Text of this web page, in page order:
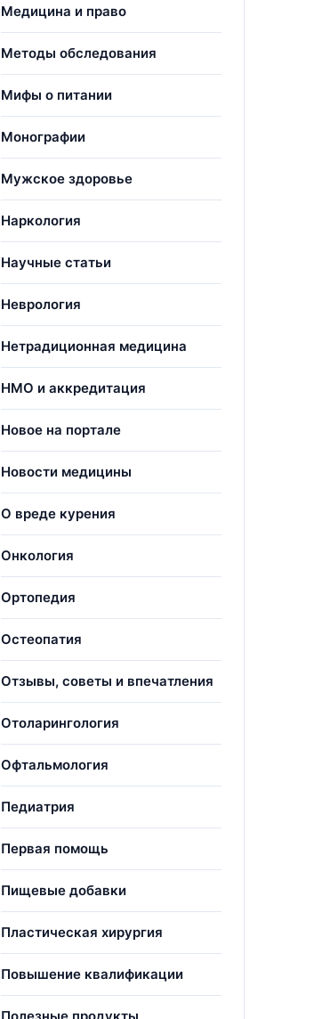
Медицина и право
Методы обследования
Мифы о питании
Монографии
Мужское здоровье
Наркология
Научные статьи
Неврология
Нетрадиционная медицина
НМО и аккредитация
Новое на портале
Новости медицины
О вреде курения
Онкология
Ортопедия
Остеопатия
Отзывы, советы и впечатления
Отоларингология
Офтальмология
Педиатрия
Первая помощь
Пищевые добавки
Пластическая хирургия
Повышение квалификации